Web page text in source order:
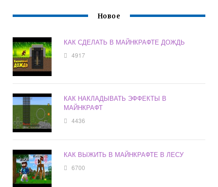
Новое
КАК СДЕЛАТЬ В МАЙНКРАФТЕ ДОЖДЬ
4917
КАК НАКЛАДЫВАТЬ ЭФФЕКТЫ В
МАЙНКРАФТ
4436
КАК ВЫЖИТЬ В МАЙНКРАФТЕ В ЛЕСУ
6700